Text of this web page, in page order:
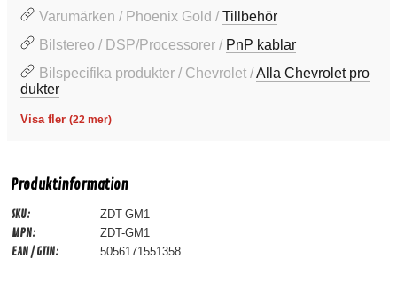
Varumärken / Phoenix Gold /Tillbehör
Bilstereo / DSP/Processorer / PnP kablar
Bilspecifika produkter / Chevrolet /Alla Chevrolet pro
dukter
Visa fler (22 mer)
Produktinformation
SKU: ZDT-GM1
MPN: ZDT-GM1
EAN / GTIN: 5056171551358